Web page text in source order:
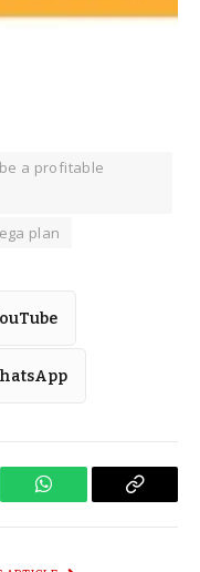
a profitable
plan
WhatsApp Copy